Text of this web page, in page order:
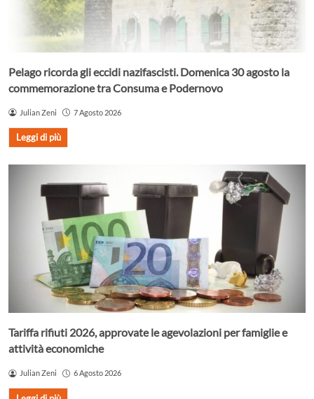
Pelago ricorda gli eccidi nazifascisti. Domenica 30 agosto la
commemorazione tra Consuma e Podernovo
Julian Zeni 7 Agosto 2026
Leggi di più
Tariffa rifiuti 2026, approvate le agevolazioni per famiglie e
attività economiche
Julian Zeni 6 Agosto 2026